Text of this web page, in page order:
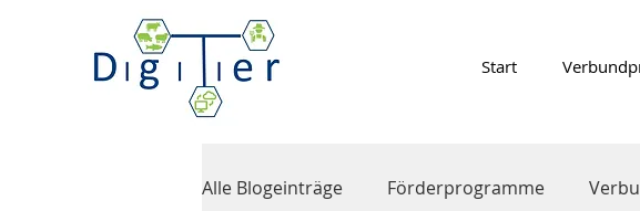
Start
Alle Blogeinträge Förderprogramme